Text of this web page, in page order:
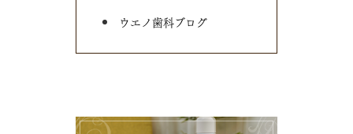
ウエノ歯科ブログ